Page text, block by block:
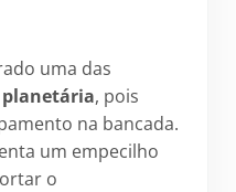
uma das
, pois
na bancada.
um empecilho
o